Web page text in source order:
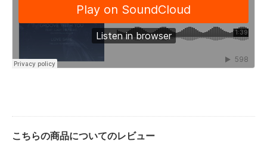
こちらの商品についてのレビュー